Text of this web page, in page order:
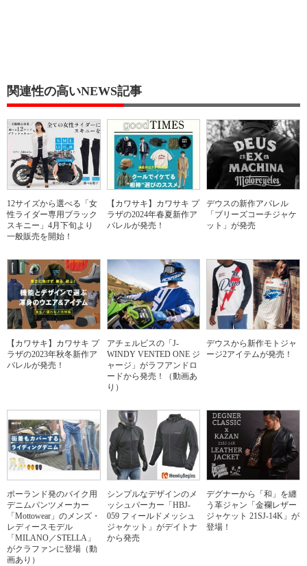
関連性の高いNEWS記事
12サイズから選べる「女
性ライダー専用ブラック
スキニー」4月下旬より
一般販売を開始！
【カワサキ】カワサキ プ
ラザの2024年春夏新作ア
パレルが発売！
デウスの新作アパレル
「ブリーズコーチジャケ
ット」が発売
【カワサキ】カワサキ プ
ラザの2023年秋冬新作ア
パレルが発売！
アチェルビスの「J-
WINDY VENTED ONE ジ
ャージ」がラフアンドロ
ードから発売！（動画あ
り）
デウスから新作モトジャ
ージ2アイテムが発売！
ポーランド発のバイク用
デニムパンツメーカー
「Mottowear」のメンズ・
レディースモデル
「MILANO／STELLA」
がクラファンに登場（動
画あり）
シンプルなデザインのメ
ッシュパーカー「HBJ-
059 フィールドメッシュ
ジャケット」がデイトナ
から発売
デグナーから「和」を纏
う革ジャン「金襴レザー
ジャケット 21SJ-14K」が
登場！